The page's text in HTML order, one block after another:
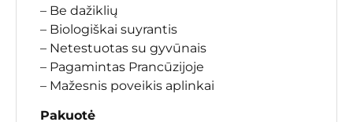
– Be dažiklių
– Biologiškai suyrantis
– Netestuotas su gyvūnais
– Pagamintas Prancūzijoje
– Mažesnis poveikis aplinkai
Pakuotė